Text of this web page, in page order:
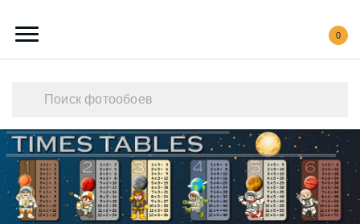
0
Каталог обоев
Наши работы
Создать свои фотообои
Акции